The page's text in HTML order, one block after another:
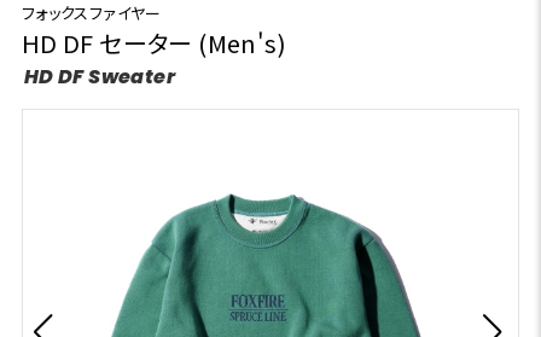
フォックスファイヤー
HD DF セーター (Men's)
HD DF Sweater